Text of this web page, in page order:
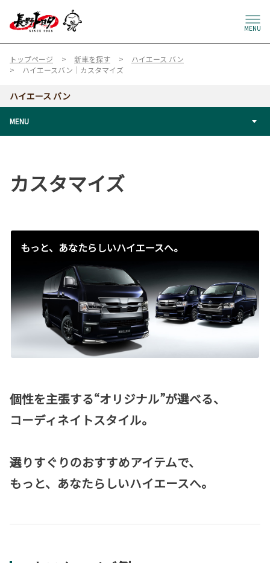
MENU
トップページ 新車を探す
ハイエース バン
ハイエースバン｜カスタマイズ
ハイエース バン
MENU
カスタマイズ
もっと、あなたらしいハイエースへ。
個性を主張する“オリジナル”が選べる、
コーディネイトスタイル。
選りすぐりのおすすめアイテムで、
もっと、あなたらしいハイエースへ。